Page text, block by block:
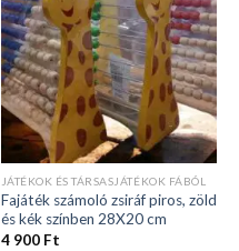
JÁTÉKOK ÉS TÁRSASJÁTÉKOK FÁBÓL
Fajáték számoló zsiráf piros, zöld
és kék színben 28X20 cm
4 900 Ft